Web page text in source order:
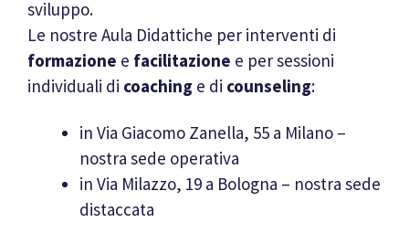
sviluppo.
Le nostre Aula Didattiche per interventi di
formazione e facilitazione e per sessioni
individuali di coaching e di counseling:
in Via Giacomo Zanella, 55 a Milano –
nostra sede operativa
in Via Milazzo, 19 a Bologna – nostra sede
distaccata